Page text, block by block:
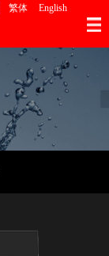
繁体 English